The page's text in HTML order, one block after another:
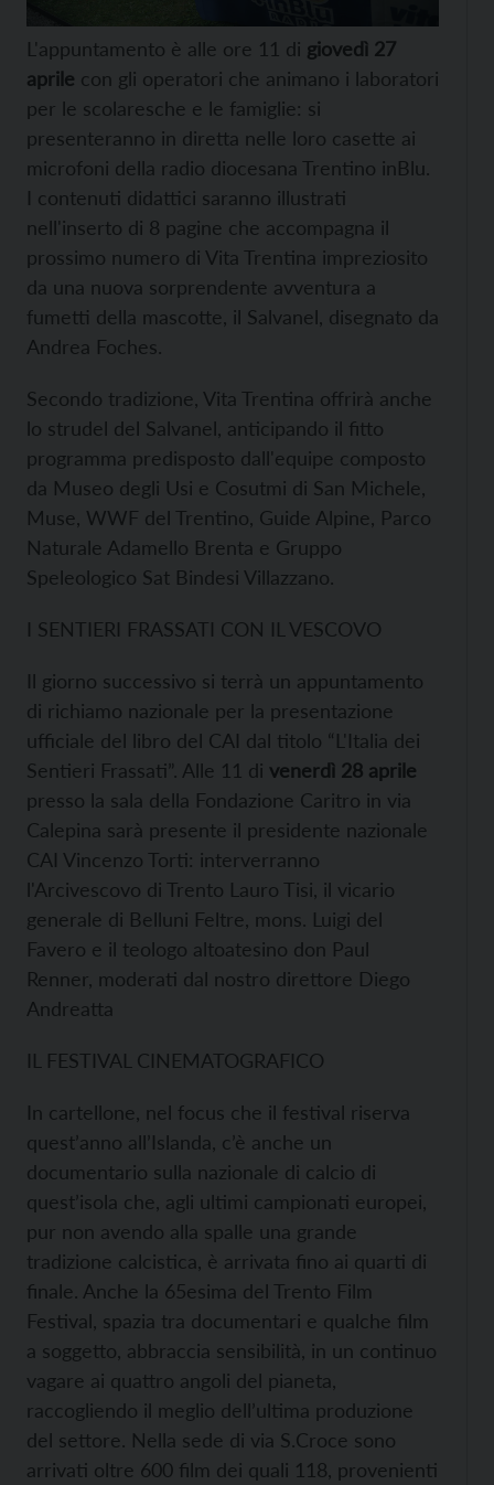
L'appuntamento è alle ore 11 di giovedì 27
aprile con gli operatori che animano i laboratori
per le scolaresche e le famiglie: si
presenteranno in diretta nelle loro casette ai
microfoni della radio diocesana Trentino inBlu.
I contenuti didattici saranno illustrati
nell'inserto di 8 pagine che accompagna il
prossimo numero di Vita Trentina impreziosito
da una nuova sorprendente avventura a
fumetti della mascotte, il Salvanel, disegnato da
Andrea Foches.
Secondo tradizione, Vita Trentina offrirà anche
lo strudel del Salvanel, anticipando il fitto
programma predisposto dall'equipe composto
da Museo degli Usi e Cosutmi di San Michele,
Muse, WWF del Trentino, Guide Alpine, Parco
Naturale Adamello Brenta e Gruppo
Speleologico Sat Bindesi Villazzano.
I SENTIERI FRASSATI CON IL VESCOVO
Il giorno successivo si terrà un appuntamento
di richiamo nazionale per la presentazione
ufficiale del libro del CAI dal titolo “L'Italia dei
Sentieri Frassati”. Alle 11 di venerdì 28 aprile
presso la sala della Fondazione Caritro in via
Calepina sarà presente il presidente nazionale
CAI Vincenzo Torti: interverranno
l'Arcivescovo di Trento Lauro Tisi, il vicario
generale di Belluni Feltre, mons. Luigi del
Favero e il teologo altoatesino don Paul
Renner, moderati dal nostro direttore Diego
Andreatta
IL FESTIVAL CINEMATOGRAFICO
In cartellone, nel focus che il festival riserva
quest’anno all’Islanda, c’è anche un
documentario sulla nazionale di calcio di
quest’isola che, agli ultimi campionati europei,
pur non avendo alla spalle una grande
tradizione calcistica, è arrivata fino ai quarti di
finale. Anche la 65esima del Trento Film
Festival, spazia tra documentari e qualche film
a soggetto, abbraccia sensibilità, in un continuo
vagare ai quattro angoli del pianeta,
raccogliendo il meglio dell’ultima produzione
del settore. Nella sede di via S.Croce sono
arrivati oltre 600 film dei quali 118, provenienti